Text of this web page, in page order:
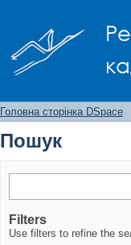
Головна сторінка DSpace
Пошук
Filters
Use filters to refine the